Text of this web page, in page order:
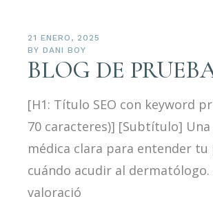
21 ENERO, 2025
BY DANI BOY
BLOG DE
[H1: Título SEO con keyword
70 caracteres)] [Subtítulo] Una
médica clara para entender tu
cuándo acudir al dermatólogo.
valoració